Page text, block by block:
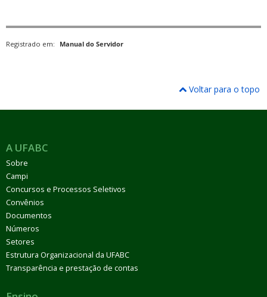
Registrado em: Manual do Servidor
Voltar para o topo
A UFABC
Sobre
Campi
Concursos e Processos Seletivos
Convênios
Documentos
Números
Setores
Estrutura Organizacional da UFABC
Transparência e prestação de contas